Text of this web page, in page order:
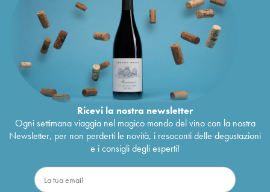
Ricevi la nostra newsletter
Ogni settimana viaggia nel magico mondo del vino con la nostra
Newsletter, per non perderti le novità, i resoconti delle degustazioni
e i consigli degli esperti!